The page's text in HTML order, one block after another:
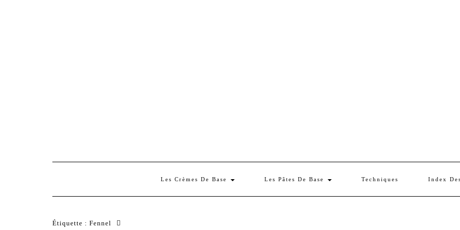
Les Crèmes De Base Les Pâtes De Base Techniques Index
Étiquette : Fennel